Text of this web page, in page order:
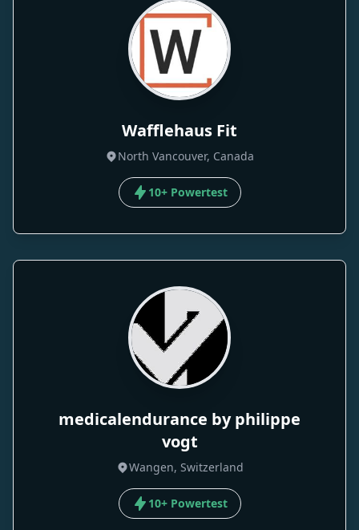
Wafflehaus Fit
North Vancouver, Canada
10+ Powertest
medicalendurance by philippe
vogt
Wangen, Switzerland
10+ Powertest